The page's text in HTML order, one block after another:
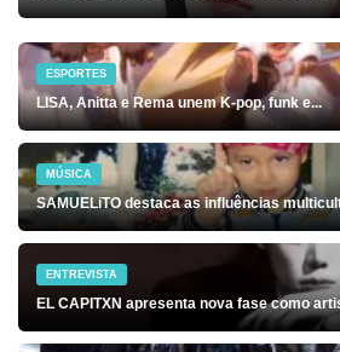
ESPORTES
LISA, Anitta e Rema unem K-pop, funk e...
MÚSICA
SAMUELiTO destaca as influências
ENTREVISTA
EL CAPITXN apresenta nova fase como